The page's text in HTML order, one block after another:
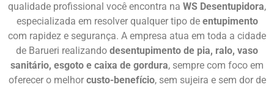
qualidade profissional você encontra na WS Desentupidora,
especializada em resolver qualquer tipo de entupimento
com rapidez e segurança. A empresa atua em toda a cidade
de Barueri realizando desentupimento de pia, ralo, vaso
sanitário, esgoto e caixa de gordura, sempre com foco em
oferecer o melhor custo-benefício, sem sujeira e sem dor de